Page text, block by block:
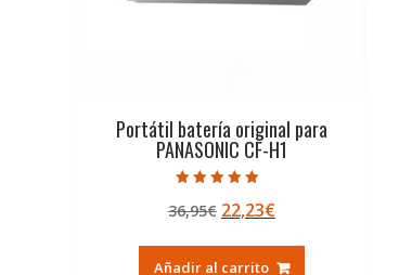
Portátil batería original para
PANASONIC CF-H1
4.50
de 5
36,95€ El
original
22,23€El
actual
Añadir al carrito